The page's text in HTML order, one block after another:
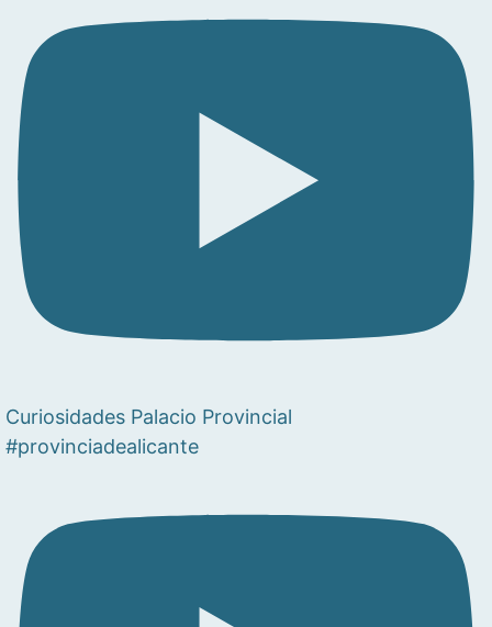
Curiosidades Palacio Provincial
#provinciadealicante